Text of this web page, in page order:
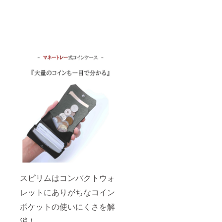
スピリムはコンパクトウォ
レットにありがちなコイン
ポケットの使いにくさを解